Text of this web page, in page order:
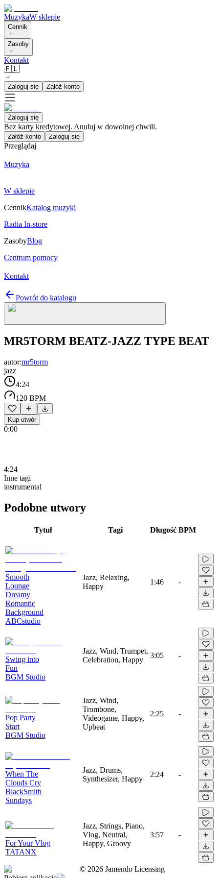
MuzykaW sklepie
Cennik
Zasoby
Kontakt
🇵🇱
Zaloguj się Załóż konto
Zaloguj się
Bez karty kredytowej. Anuluj w dowolnej chwili.
Załóż konto Zaloguj się
Przeglądaj
Muzyka
W sklepie
CennikKatalog muzyki
Radia In-store
ZasobyBlog
Centrum pomocy
Kontakt
Powrót do katalogu
MR5TORM BEATZ-JAZZ TYPE BEAT
autor:mr5torm
jazz
4:24
120 BPM
Kup utwór
0:00
4:24
Inne tagi
instrumental
Podobne utwory
Tytuł Tagi Długość BPM
Smooth
Lounge
Dreamy
Romantic
Background
ABCstudio
Jazz, Relaxing,
Happy
1:46 -
Swing into
Fun
BGM Studio
Jazz, Wind, Trumpet,
Celebration, Happy
3:05 -
Pop Party
Start
BGM Studio
Jazz, Wind,
Trombone,
Videogame, Happy,
Upbeat
2:25 -
When The
Clouds Cry
BlackSmith
Sundays
Jazz, Drums,
Synthesizer, Happy
2:24 -
For Your Vlog
TATANX
Jazz, Strings, Piano,
Vlog, Neutral,
Happy, Groovy
3:57 -
© 2026 Jamendo Licensing